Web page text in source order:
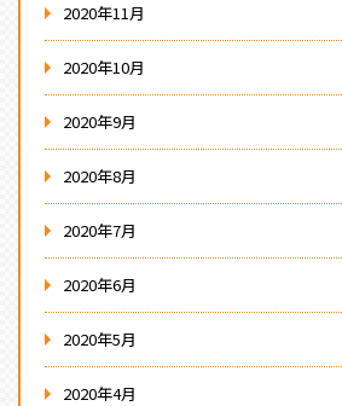
2020年11月
2020年10月
2020年9月
2020年8月
2020年7月
2020年6月
2020年5月
2020年4月